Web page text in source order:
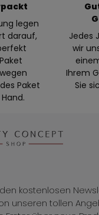
legen
darauf,
Paket
Jedes
wir
Ihrem
Sie
kostenlosen
unseren tollen